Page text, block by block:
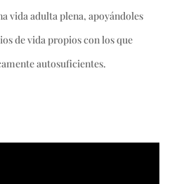
vida adulta plena, apoyándoles
de vida propios con los que
autosuficientes.